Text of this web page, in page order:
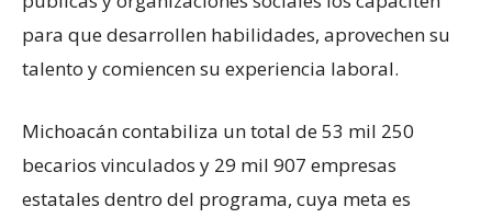
para que desarrollen habilidades, aprovechen su
talento y comiencen su experiencia laboral.
Michoacán contabiliza un total de 53 mil 250
becarios vinculados y 29 mil 907 empresas
estatales dentro del programa, cuya meta es